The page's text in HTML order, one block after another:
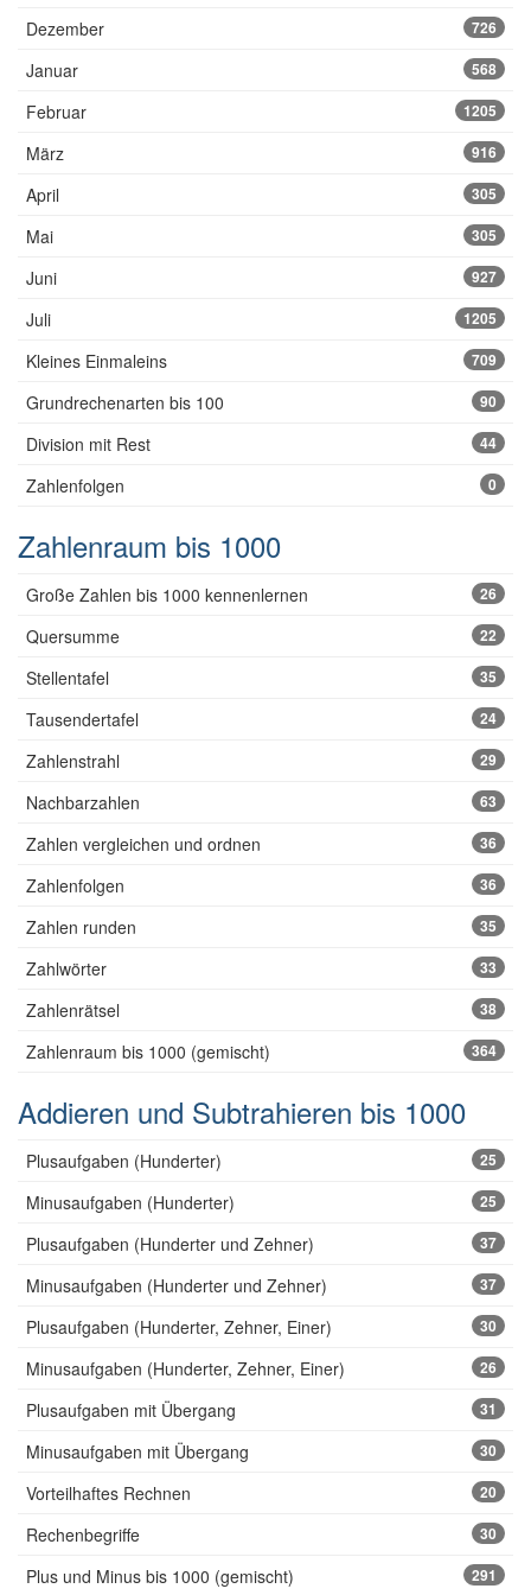
Dezember 726
Januar 568
Februar 1205
März 916
April 305
Mai 305
Juni 927
Juli 1205
Kleines Einmaleins 709
Grundrechenarten bis 100 90
Division mit Rest 44
Zahlenfolgen 0
Zahlenraum bis 1000
Große Zahlen bis 1000 kennenlernen 26
Quersumme 22
Stellentafel 35
Tausendertafel 24
Zahlenstrahl 29
Nachbarzahlen 63
Zahlen vergleichen und ordnen 36
Zahlenfolgen 36
Zahlen runden 35
Zahlwörter 33
Zahlenrätsel 38
Zahlenraum bis 1000 (gemischt) 364
Addieren und Subtrahieren bis 1000
Plusaufgaben (Hunderter) 25
Minusaufgaben (Hunderter) 25
Plusaufgaben (Hunderter und Zehner) 37
Minusaufgaben (Hunderter und Zehner) 37
Plusaufgaben (Hunderter, Zehner, Einer) 30
Minusaufgaben (Hunderter, Zehner, Einer) 26
Plusaufgaben mit Übergang 31
Minusaufgaben mit Übergang 30
Vorteilhaftes Rechnen 20
Rechenbegriffe 30
Plus und Minus bis 1000 (gemischt) 291